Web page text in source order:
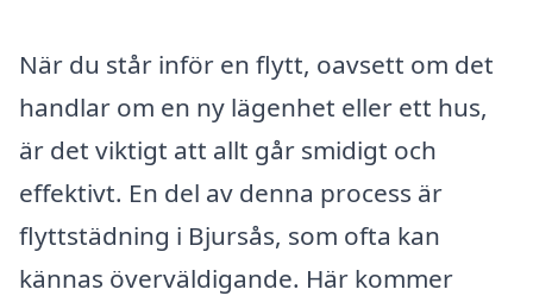
När du står inför en flytt, oavsett om det
handlar om en ny lägenhet eller ett hus,
är det viktigt att allt går smidigt och
effektivt. En del av denna process är
flyttstädning i Bjursås, som ofta kan
kännas överväldigande. Här kommer